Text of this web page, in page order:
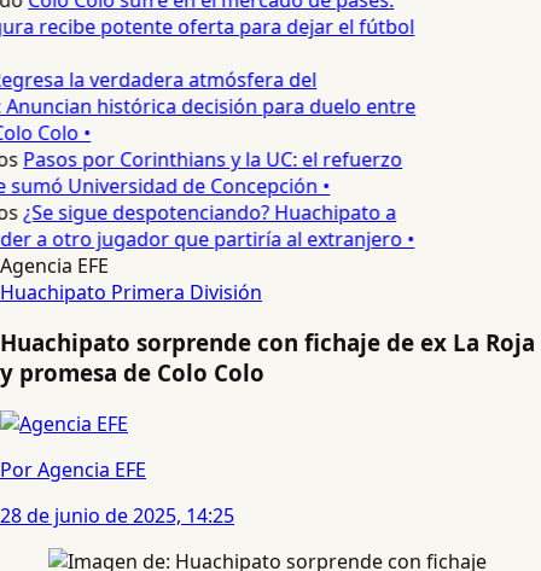
recibe potente oferta para dejar el fútbol
la verdadera atmósfera del
histórica decisión para duelo entre
Colo •
Pasos por Corinthians y la UC: el refuerzo
Universidad de Concepción •
¿Se sigue despotenciando? Huachipato a
a otro jugador que partiría al extranjero •
Agencia EFE
Huachipato Primera División
Huachipato sorprende con fichaje de ex La Roja
y promesa de Colo Colo
Por Agencia EFE
28 de junio de 2025, 14:25